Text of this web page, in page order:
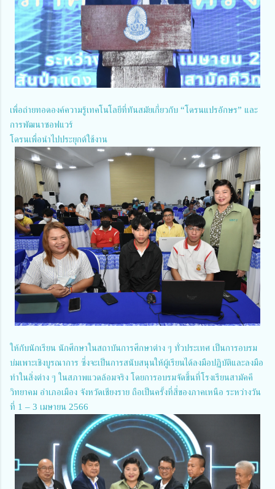
เพื่อถ่ายทอดองค์ความรู้เทคโนโลยีที่ทันสมัยเกี่ยวกับ “โดรนแปรอักษร” และ
การพัฒนาซอฟแวร์
โดรนเพื่อนำไปประยุกต์ใช้งาน
ให้กับนักเรียน นักศึกษาในสถาบันการศึกษาต่าง ๆ ทั่วประเทศ เป็นการอบรม
บ่มเพาะเชิงบูรณาการ ซึ่งจะเป็นการสนับสนุนให้ผู้เรียนได้ลงมือปฏิบัติและลงมือ
ทำในสิ่งต่าง ๆ ในสภาพแวดล้อมจริง โดยการอบรมจัดขึ้นที่โรงเรียนสามัคคี
วิทยาคม อำเภอเมือง จังหวัดเชียงราย ถือเป็นครั้งที่สี่ของภาคเหนือ ระหว่างวัน
ที่ 1 – 3 เมษายน 2566